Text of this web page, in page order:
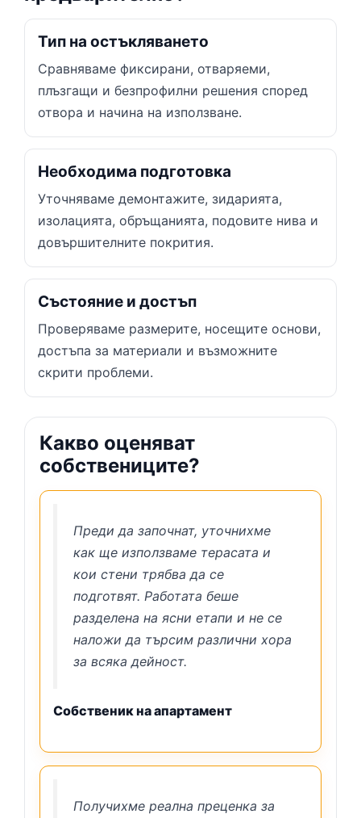
Тип на остъкляването
Сравняваме фиксирани, отваряеми,
плъзгащи и безпрофилни решения според
отвора и начина на използване.
Необходима подготовка
Уточняваме демонтажите, зидарията,
изолацията, обръщанията, подовите нива и
довършителните покрития.
Състояние и достъп
Проверяваме размерите, носещите основи,
достъпа за материали и възможните
скрити проблеми.
Какво оценяват
собствениците?
Преди да започнат, уточнихме
как ще използваме терасата и
кои стени трябва да се
подготвят. Работата беше
разделена на ясни етапи и не се
наложи да търсим различни хора
за всяка дейност.
Собственик на апартамент
Получихме реална преценка за